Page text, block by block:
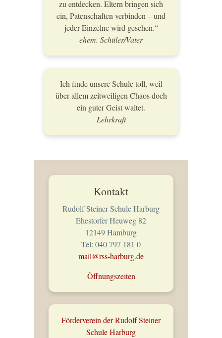
zu entdecken. Eltern bringen sich
ein, Patenschaften verbinden – und
jeder Einzelne wird gesehen.“
ehem. Schüler/Vater
Ich finde unsere Schule toll, weil
über allem zeitweiligen Chaos doch
ein guter Geist waltet.
Lehrkraft
Kontakt
Rudolf Steiner Schule Harburg
Ehestorfer Heuweg 82
12149 Hamburg
Tel: 040 797 181 0
mail@rss-harburg.de
Öffnungszeiten
Förderverein der Rudolf Steiner
Schule Harburg